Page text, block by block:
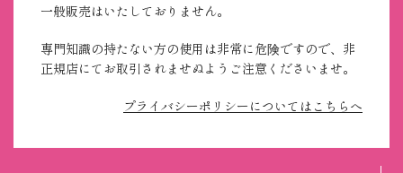
一般販売はいたしておりません。
専門知識の持たない方の使用は非常に危険ですので、非
正規店にてお取引されませぬようご注意くださいませ。
プライバシーポリシーについてはこちらへ